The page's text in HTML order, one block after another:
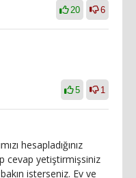
20 6
5 1
hesapladığınız
cevap yetiştirmişsiniz
isterseniz. Ev ve